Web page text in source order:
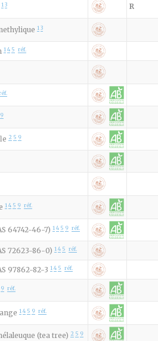
1 3 R
1 3
1 4 5 réf.
9
2 5 9
1 4 5 9 réf.
64742-46-7) 1 4 5 9 réf.
72623-86-0) 1 4 5 réf.
97862-82-3 1 4 5 réf.
9 réf.
1 4 5 9 réf.
(tea tree) 2 5 9